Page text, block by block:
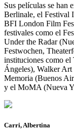
Sus películas se han
Berlinale, el Festival
BFI London Film
festivales como el
Under the Radar
Festwochen,
instituciones como
Ángeles), Walker Art
Memoria (Buenos
y el MoMA (Nueva
Carri, Albertina